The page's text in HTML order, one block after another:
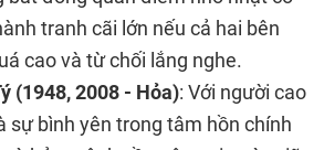
tranh cãi lớn nếu cả hai bên
cao và từ chối lắng nghe.
(1948, 2008 - Hỏa): Với người cao
sự bình yên trong tâm hồn chính